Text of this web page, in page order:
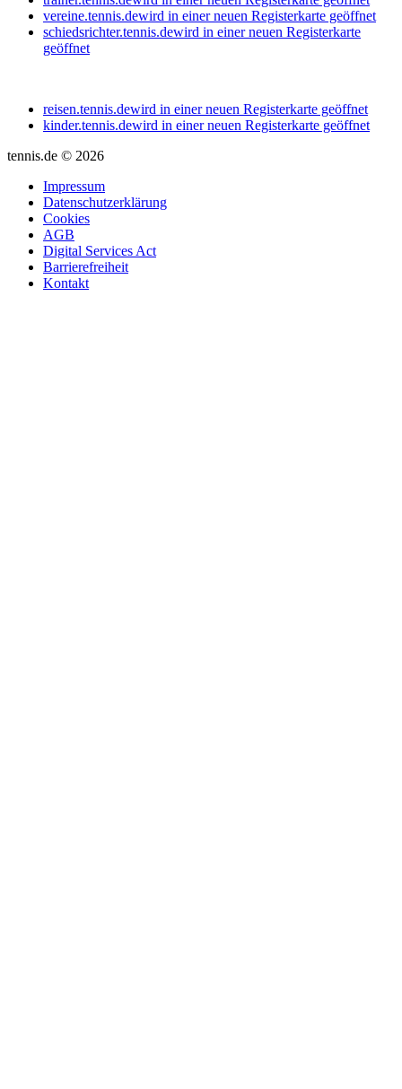
vereine.tennis.dewird in einer neuen Registerkarte geöffnet
schiedsrichter.tennis.dewird in einer neuen Registerkarte
geöffnet
reisen.tennis.dewird in einer neuen Registerkarte geöffnet
kinder.tennis.dewird in einer neuen Registerkarte geöffnet
tennis.de © 2026
Impressum
Datenschutzerklärung
Cookies
AGB
Digital Services Act
Barrierefreiheit
Kontakt